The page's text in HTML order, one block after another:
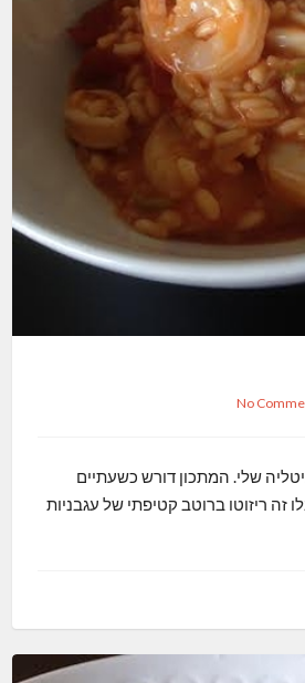
No
האיטליה שלי. המתכון דורש כשעתיים
ריזוטו ברוטב קטיפתי של עגבניות